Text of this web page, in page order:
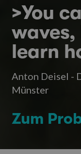
>You
learn
Anton Deisel -
Münster
Zum